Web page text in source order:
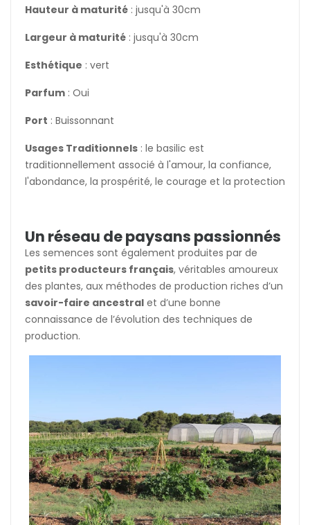
Hauteur à maturité : jusqu'à 30cm
Largeur à maturité : jusqu'à 30cm
Esthétique : vert
Parfum : Oui
Port : Buissonnant
Usages Traditionnels : le basilic est
traditionnellement associé à l'amour, la confiance,
l'abondance, la prospérité, le courage et la protection
Un réseau de paysans passionnés
Les semences sont également produites par de
petits producteurs français, véritables amoureux
des plantes, aux méthodes de production riches d’un
savoir-faire ancestral et d’une bonne
connaissance de l’évolution des techniques de
production.